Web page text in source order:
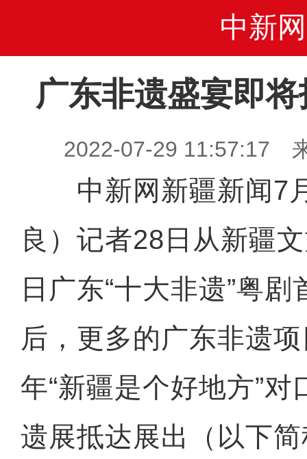
中新网
广东非遗盛宴即
2022-07-29 11:57:17
中新网新疆新闻7
良）记者28日从新疆
日广东“十大非遗”粤
后，更多的广东非遗
年“新疆是个好地方”
遗展抵达展出（以下简